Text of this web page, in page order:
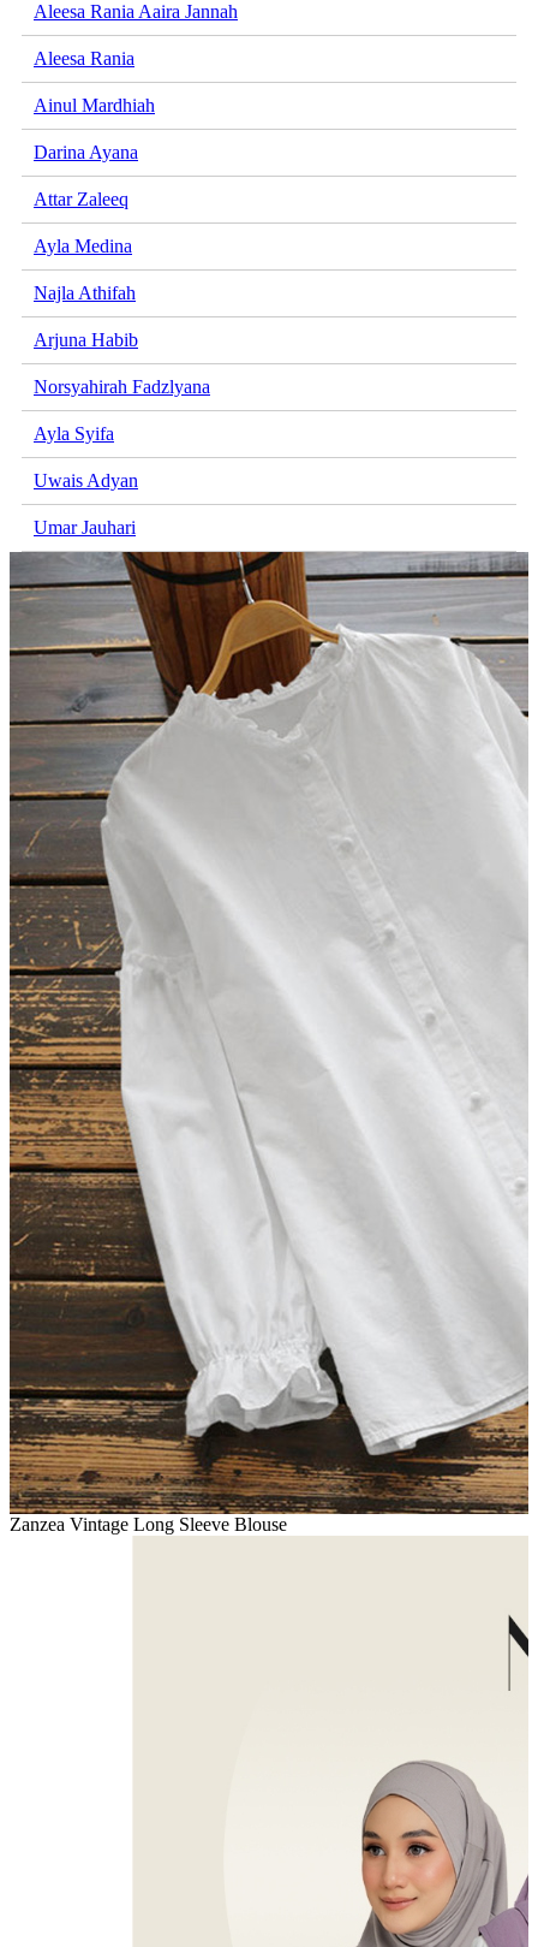
Aleesa Rania Aaira Jannah
Aleesa Rania
Ainul Mardhiah
Darina Ayana
Attar Zaleeq
Ayla Medina
Najla Athifah
Arjuna Habib
Norsyahirah Fadzlyana
Ayla Syifa
Uwais Adyan
Umar Jauhari
Zanzea Vintage Long Sleeve Blouse